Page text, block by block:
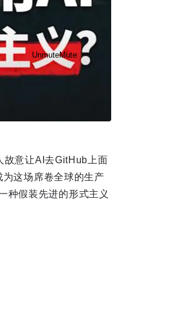
UnmuteMute
Disable captionsEnable
故意让AI去GitHub上面
这场席卷全球的生产
种假装先进的形式主义